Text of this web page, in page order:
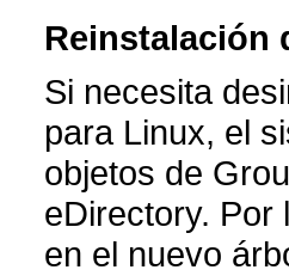
Reinstalación
Si necesita
para Linux, el
objetos de
eDirectory. Por
en el nuevo